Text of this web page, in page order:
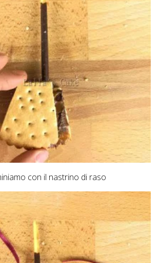
con il nastrino di raso